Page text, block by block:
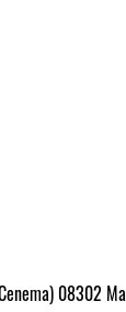
08302